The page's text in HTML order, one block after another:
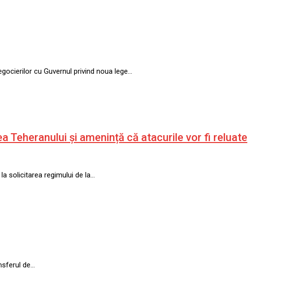
cu Guvernul privind noua lege…
Teheranului și amenință că atacurile vor fi reluate
solicitarea regimului de la…
de…